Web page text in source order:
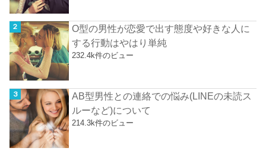
O型の男性が恋愛で出す態度や好きな人に
する行動はやはり単純
232.4k件のビュー
AB型男性との連絡での悩み(LINEの未読ス
ルーなど)について
214.3k件のビュー